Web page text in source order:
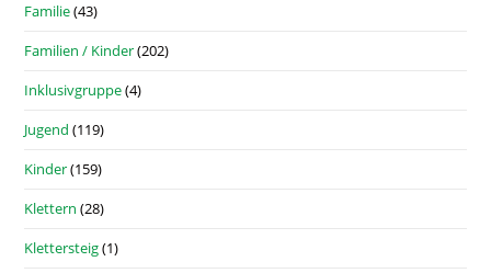
Familie(43)
Familien / Kinder(202)
Inklusivgruppe(4)
Jugend (119)
Kinder(159)
Klettern (28)
Klettersteig(1)